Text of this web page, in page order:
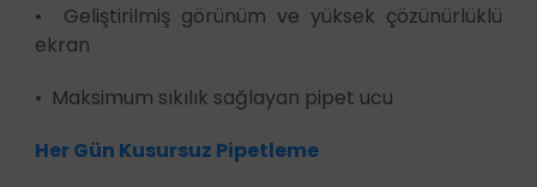
• Geliştirilmiş görünüm ve yüksek çözünürlüklü
ekran
• Maksimum sıkılık sağlayan pipet ucu
Her Gün Kusursuz Pipetleme